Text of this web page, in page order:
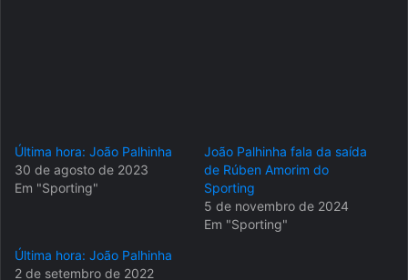
Última hora: João Palhinha
30 de agosto de 2023
Em "Sporting"
João Palhinha fala da saída
de Rúben Amorim do
Sporting
5 de novembro de 2024
Em "Sporting"
Última hora: João Palhinha
2 de setembro de 2022